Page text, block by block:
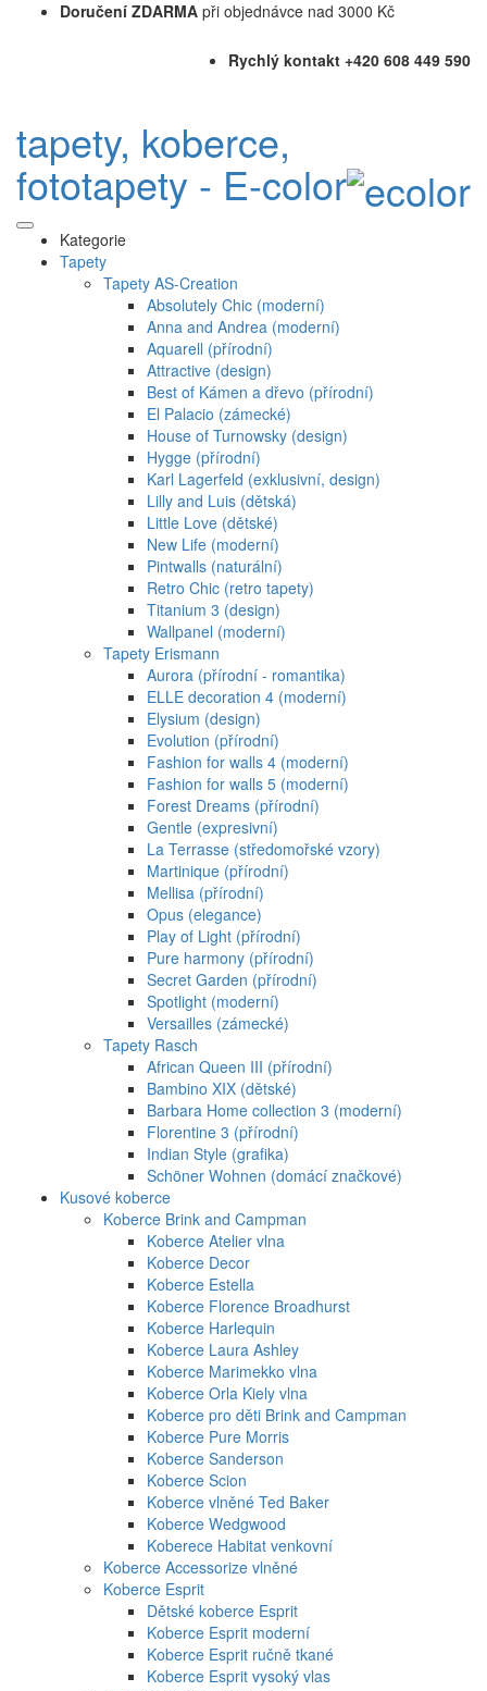
Doručení ZDARMA při objednávce nad 3000 Kč
Rychlý kontakt +420 608 449 590
tapety, koberce,
fototapety - E-color
Kategorie
Tapety
Tapety AS-Creation
Absolutely Chic (moderní)
Anna and Andrea (moderní)
Aquarell (přírodní)
Attractive (design)
Best of Kámen a dřevo (přírodní)
El Palacio (zámecké)
House of Turnowsky (design)
Hygge (přírodní)
Karl Lagerfeld (exklusivní, design)
Lilly and Luis (dětská)
Little Love (dětské)
New Life (moderní)
Pintwalls (naturální)
Retro Chic (retro tapety)
Titanium 3 (design)
Wallpanel (moderní)
Tapety Erismann
Aurora (přírodní - romantika)
ELLE decoration 4 (moderní)
Elysium (design)
Evolution (přírodní)
Fashion for walls 4 (moderní)
Fashion for walls 5 (moderní)
Forest Dreams (přírodní)
Gentle (expresivní)
La Terrasse (středomořské vzory)
Martinique (přírodní)
Mellisa (přírodní)
Opus (elegance)
Play of Light (přírodní)
Pure harmony (přírodní)
Secret Garden (přírodní)
Spotlight (moderní)
Versailles (zámecké)
Tapety Rasch
African Queen III (přírodní)
Bambino XIX (dětské)
Barbara Home collection 3 (moderní)
Florentine 3 (přírodní)
Indian Style (grafika)
Schöner Wohnen (domácí značkové)
Kusové koberce
Koberce Brink and Campman
Koberce Atelier vlna
Koberce Decor
Koberce Estella
Koberce Florence Broadhurst
Koberce Harlequin
Koberce Laura Ashley
Koberce Marimekko vlna
Koberce Orla Kiely vlna
Koberce pro děti Brink and Campman
Koberce Pure Morris
Koberce Sanderson
Koberce Scion
Koberce vlněné Ted Baker
Koberce Wedgwood
Koberece Habitat venkovní
Koberce Accessorize vlněné
Koberce Esprit
Dětské koberce Esprit
Koberce Esprit moderní
Koberce Esprit ručně tkané
Koberce Esprit vysoký vlas